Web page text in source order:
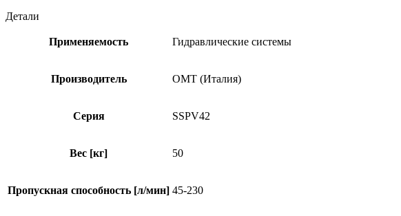
Детали
Применяемость Гидравлические системы
Производитель OMT (Италия)
Серия SSPV42
Вес [кг] 50
Пропускная способность [л/мин] 45-230